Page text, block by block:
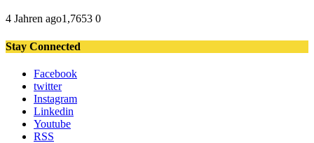
4 Jahren ago1,7653 0
Stay Connected
Facebook
twitter
Instagram
Linkedin
Youtube
RSS